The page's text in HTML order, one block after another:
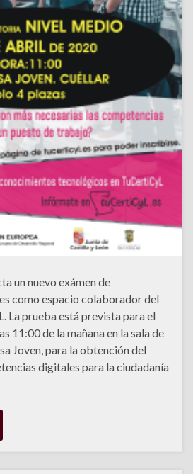
un nuevo exámen de
como espacio colaborador del
La prueba está prevista para el
11:00 de la mañana en la sala de
Joven, para la obtención del
digitales para la ciudadanía